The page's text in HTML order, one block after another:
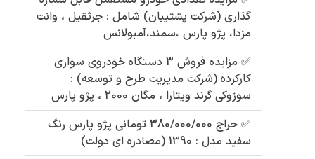
گذاری (شرکت پشتیبان) شامل : جرثقیل ، وانت
مزدا، پژو پارس ،سمند،آمبولانس
✅
مزایده فروش 3 دستگاه خودروی سواری
کارکرده (شرکت مدیریت طرح و توسعه) :
سوزوکی گرند ویتارا ، مگان 2000 ، پژو پارس
✅
حراج 380/000/000 تومانی پژو پارس رنگ
سفید مدل : 1390 (مصادره ای دولت)